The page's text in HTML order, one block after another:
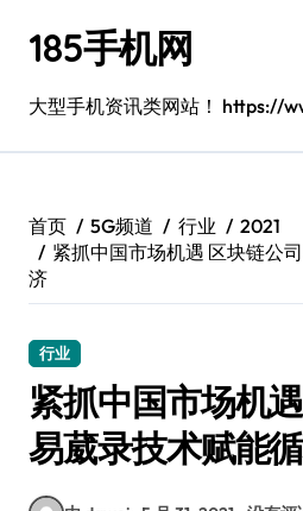
185手机网
大型手机资讯类网站！ https://
首页 5G频道 行业
2021
紧抓中国市场机遇 区块链公
济
行业
紧抓中国市场机
易葳录技术赋能